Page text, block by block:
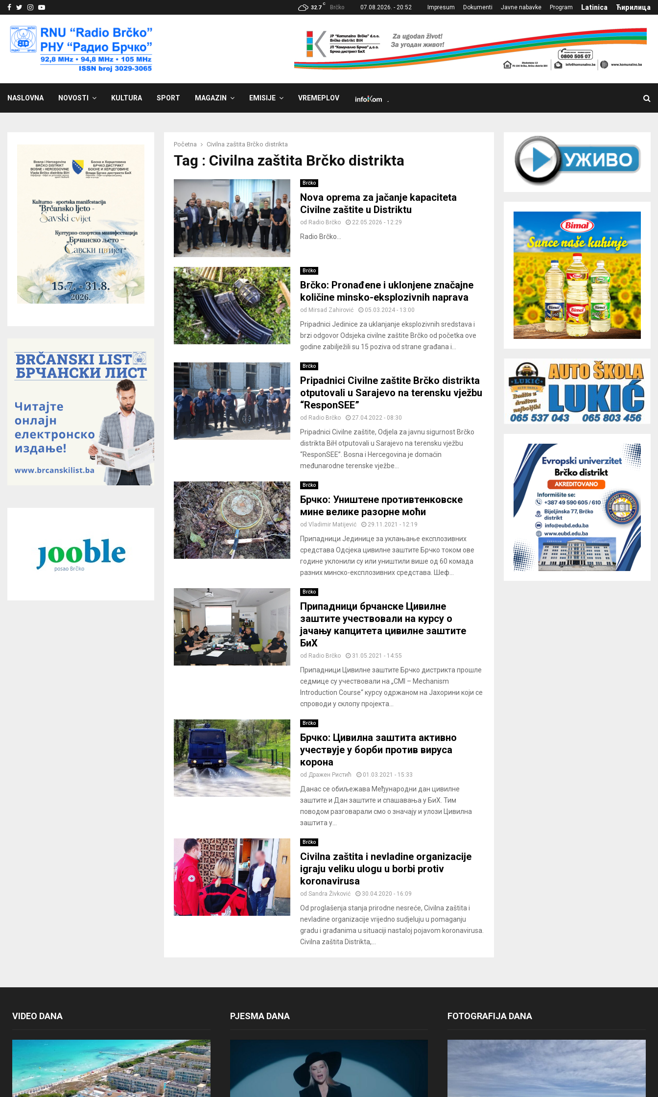
Facebook
Twitter
Instagram
Youtube 32.7
C
Brčko 07.08.2026. - 20:52 Impresum Dokumenti Javne nabavke Program Latinica Ћирилица
NASLOVNA NOVOSTI KULTURA SPORT MAGAZIN EMISIJE VREMEPLOV
Početna Civilna zaštita Brčko distrikta
Tag : Civilna zaštita Brčko distrikta
Brčko
Nova oprema za jačanje kapaciteta
Civilne zaštite u Distriktu
od Radio Brčko 22.05.2026 - 12:29
Radio Brčko...
Brčko
Brčko: Pronađene i uklonjene značajne
količine minsko-eksplozivnih naprava
od Mirsad Zahirović 05.03.2024 - 13:00
Pripadnici Jedinice za uklanjanje eksplozivnih sredstava i
brzi odgovor Odsjeka civilne zaštite Brčko od početka ove
godine zabilježili su 15 poziva od strane građana i...
Brčko
Pripadnici Civilne zaštite Brčko distrikta
otputovali u Sarajevo na terensku vježbu
“ResponSEE”
od Radio Brčko 27.04.2022 - 08:30
Pripadnici Civilne zaštite, Odjela za javnu sigurnost Brčko
distrikta BiH otputovali u Sarajevo na terensku vježbu
“ResponSEE”. Bosna i Hercegovina je domaćin
međunarodne terenske vježbe...
Brčko
Брчко: Уништене противтенковске
мине велике разорне моћи
od Vladimir Matijević 29.11.2021 - 12:19
Припадници Јединице за уклањање експлозивних
средстава Одсјека цивилне заштите Брчко током ове
године уклонили су или уништили више од 60 комада
разних минско-експлозивних средстава. Шеф...
Brčko
Припадници брчанске Цивилне
заштите учествовали на курсу о
јачању капцитета цивилне заштите
БиХ
od Radio Brčko 31.05.2021 - 14:55
Припадници Цивилне заштите Брчко дистрикта прошле
седмице су учествовали на „CMI – Mechanism
Introduction Course“ курсу одржаном на Јахорини који се
спроводи у склопу пројекта...
Brčko
Брчко: Цивилна заштита активно
учествује у борби против вируса
корона
od Дражен Ристић 01.03.2021 - 15:33
Данас се обиљежава Међународни дан цивилне
заштите и Дан заштите и спашавања у БиХ. Тим
поводом разговарали смо о значају и улози Цивилна
заштита у...
Brčko
Civilna zaštita i nevladine organizacije
igraju veliku ulogu u borbi protiv
koronavirusa
od Sandra Živković 30.04.2020 - 16:09
Od proglašenja stanja prirodne nesreće, Civilna zaštita i
nevladine organizacije vrijedno sudjeluju u pomaganju
gradu i građanima u situaciji nastaloj pojavom koronavirusa.
Civilna zaštita Distrikta,...
VIDEO DANA PJESMA DANA FOTOGRAFIJA DANA